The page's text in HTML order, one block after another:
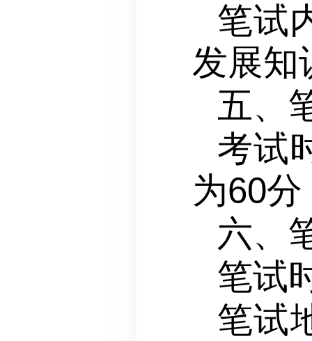
笔试
发展知
五、
考试
为60
六、
笔试
笔试